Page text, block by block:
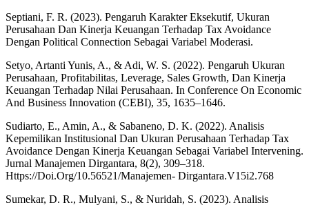
Septiani, F. R. (2023). Pengaruh Karakter Eksekutif, Ukuran
Perusahaan Dan Kinerja Keuangan Terhadap Tax Avoidance
Dengan Political Connection Sebagai Variabel Moderasi.
Setyo, Artanti Yunis, A., & Adi, W. S. (2022). Pengaruh Ukuran
Perusahaan, Profitabilitas, Leverage, Sales Growth, Dan Kinerja
Keuangan Terhadap Nilai Perusahaan. In Conference On Economic
And Business Innovation (CEBI), 35, 1635–1646.
Sudiarto, E., Amin, A., & Sabaneno, D. K. (2022). Analisis
Kepemilikan Institusional Dan Ukuran Perusahaan Terhadap Tax
Avoidance Dengan Kinerja Keuangan Sebagai Variabel Intervening.
Jurnal Manajemen Dirgantara, 8(2), 309–318.
Https://Doi.Org/10.56521/Manajemen- Dirgantara.V15i2.768
Sumekar, D. R., Mulyani, S., & Nuridah, S. (2023). Analisis